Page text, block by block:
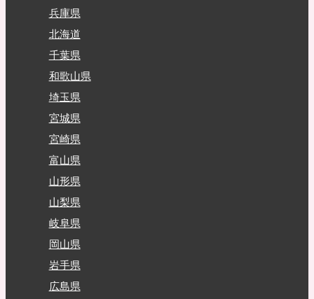
兵庫県
北海道
千葉県
和歌山県
埼玉県
宮城県
宮崎県
富山県
山形県
山梨県
岐阜県
岡山県
岩手県
広島県